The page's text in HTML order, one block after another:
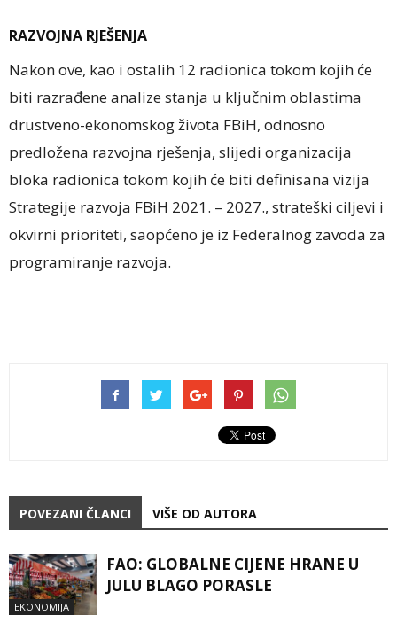
RAZVOJNA RJEŠENJA
Nakon ove, kao i ostalih 12 radionica tokom kojih će
biti razrađene analize stanja u ključnim oblastima
drustveno-ekonomskog života FBiH, odnosno
predložena razvojna rješenja, slijedi organizacija
bloka radionica tokom kojih će biti definisana vizija
Strategije razvoja FBiH 2021. – 2027., strateški ciljevi i
okvirni prioriteti, saopćeno je iz Federalnog zavoda za
programiranje razvoja.
POVEZANI ČLANCI VIŠE OD AUTORA
EKONOMIJA
FAO: GLOBALNE CIJENE HRANE U
JULU BLAGO PORASLE